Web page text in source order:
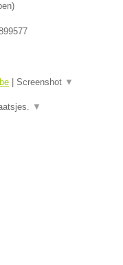
)
Screenshot ▼
▼